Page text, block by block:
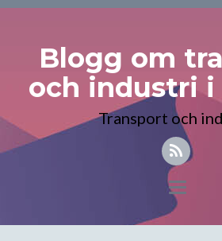
Blogg om
och industri i
Transport och
Toggle